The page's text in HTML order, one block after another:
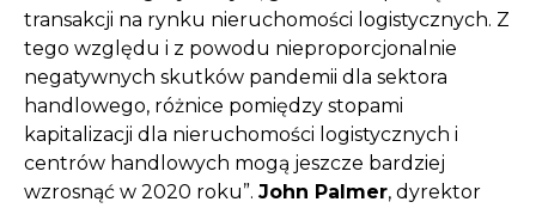
transakcji na rynku nieruchomości logistycznych. Z
tego względu i z powodu nieproporcjonalnie
negatywnych skutków pandemii dla sektora
handlowego, różnice pomiędzy stopami
kapitalizacji dla nieruchomości logistycznych i
centrów handlowych mogą jeszcze bardziej
wzrosnąć w 2020 roku”. John Palmer, dyrektor